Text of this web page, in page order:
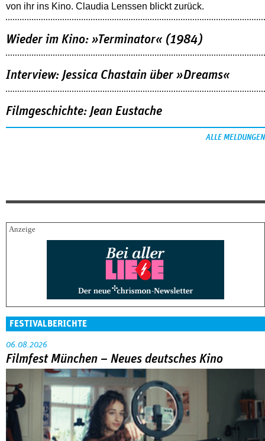
von ihr ins Kino. Claudia Lenssen blickt zurück.
Wieder im Kino: »Terminator« (1984)
Interview: Jessica Chastain über »Dreams«
Filmgeschichte: Jean Eustache
ALLE MELDUNGEN
FESTIVALBERICHTE
06.08.2026
Filmfest München – Neues deutsches Kino